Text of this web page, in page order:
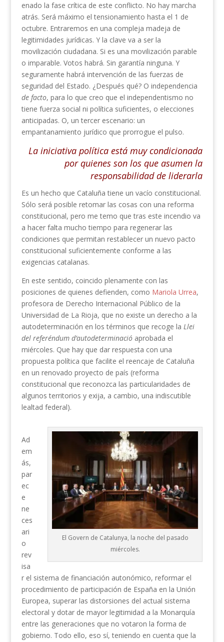
enado la fase crítica de este conflicto. No hay marcha
atrás. Será máximo el tensionamiento hasta el 1 de
octubre. Entraremos en una compleja madeja de
legitimidades jurídicas. Y la clave va a ser la
movilización ciudadana. Si es una movilización parable
o imparable. Votos habrá. Sin garantía ninguna. Y
seguramente habrá intervención de las fuerzas de
seguridad del Estado. ¿Después qué? O independencia
de facto, para lo que creo que el independentismo no
tiene fuerza social ni política suficientes, o elecciones
anticipadas. O, un tercer escenario: un
empantanamiento jurídico que prorrogue el pulso.
La iniciativa política está muy condicionada
por quienes son los que asumen la
responsabilidad de liderarla
Es un hecho que Cataluña tiene un vacío constitucional.
Sólo será posible retomar las cosas con una reforma
constitucional, pero me temo que tras este incendio va
a hacer falta mucho tiempo para regenerar las
condiciones que permitan restablecer un nuevo pacto
constitucional suficientemente conforme a las
exigencias catalanas.
En este sentido, coincido plenamente con las
posiciones de quienes defienden, como Mariola Urrea,
profesora de Derecho Internacional Público de la
Universidad de La Rioja, que no existe un derecho a la
autodeterminación en los términos que recoge la Llei
del referéndum d’autodeterminacióaprobada el
miércoles. Que hay que dar respuesta con una
propuesta política que facilite el reencaje de Cataluña
en un renovado proyecto de país (reforma
constitucional que reconozca las particularidades de
algunos territorios y exija, a cambio, una indiscutible
lealtad federal).
El Govern de Catalunya, la noche del pasado
miércoles.
Ad
em
ás,
par
ec
e
ne
ces
ari
o
rev
isa
r el sistema de financiación autonómico, reformar el
procedimiento de participación de España en la Unión
Europea, superar las distorsiones del actual sistema
electoral y dotar de mayor legitimidad a la Monarquía
entre las generaciones que no votaron la forma de
gobierno. Todo ello, eso sí, teniendo en cuenta que la